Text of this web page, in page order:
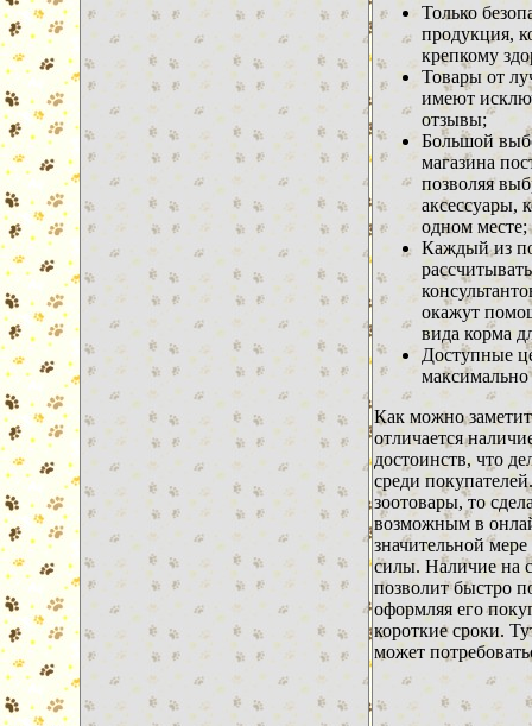
Только
продукция,
крепкому
Товары от
имеют
отзывы;
Большой
магазина
позволяя
аксессуары,
одном месте;
Каждый из
окажут
вида корма
Доступные
Как можно
отличается
достоинств, что
среди
зоотовары, то
возможным в
значительной
силы. Наличие на
позволит быстро
оформляя его
короткие сроки.
может